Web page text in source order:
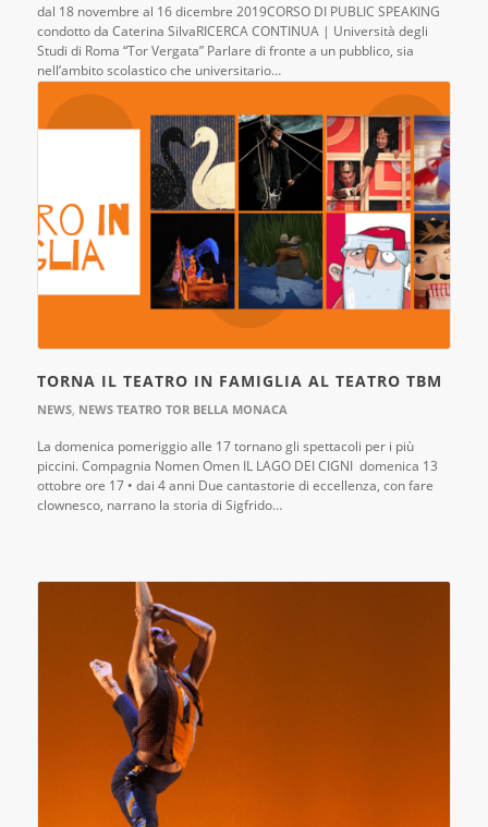
dal 18 novembre al 16 dicembre 2019CORSO DI PUBLIC SPEAKING
condotto da Caterina SilvaRICERCA CONTINUA | Università degli
Studi di Roma “Tor Vergata” Parlare di fronte a un pubblico, sia
nell’ambito scolastico che universitario…
TORNA IL TEATRO IN FAMIGLIA AL TEATRO TBM
NEWS, NEWS TEATRO TOR BELLA MONACA
La domenica pomeriggio alle 17 tornano gli spettacoli per i più
piccini. Compagnia Nomen Omen IL LAGO DEI CIGNI domenica 13
ottobre ore 17 • dai 4 anni Due cantastorie di eccellenza, con fare
clownesco, narrano la storia di Sigfrido…